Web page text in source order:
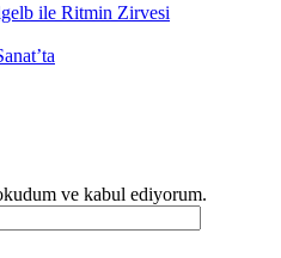
ile Ritmin Zirvesi
ve kabul ediyorum.